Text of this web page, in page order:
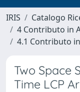
IRIS
Catalogo
4 Contributo in
4.1 Contributo
Two Space
Time LCP